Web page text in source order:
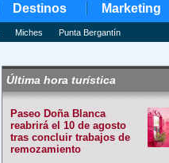
Destinos Marketing
Miches Punta Bergantín
Última hora turística
Paseo Doña Blanca
reabrirá el 10 de agosto
tras concluir trabajos de
remozamiento